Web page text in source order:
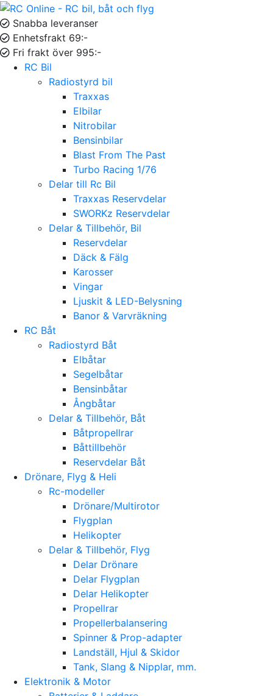
Snabba leveranser
Enhetsfrakt 69:-
Fri frakt över 995:-
RC Bil
Radiostyrd bil
Traxxas
Elbilar
Nitrobilar
Bensinbilar
Blast From The Past
Turbo Racing 1/76
Delar till Rc Bil
Traxxas Reservdelar
SWORKz Reservdelar
Delar & Tillbehör, Bil
Reservdelar
Däck & Fälg
Karosser
Vingar
Ljuskit & LED-Belysning
Banor & Varvräkning
RC Båt
Radiostyrd Båt
Elbåtar
Segelbåtar
Bensinbåtar
Ångbåtar
Delar & Tillbehör, Båt
Båtpropellrar
Båttillbehör
Reservdelar Båt
Drönare, Flyg & Heli
Rc-modeller
Drönare/Multirotor
Flygplan
Helikopter
Delar & Tillbehör, Flyg
Delar Drönare
Delar Flygplan
Delar Helikopter
Propellrar
Propellerbalansering
Spinner & Prop-adapter
Landställ, Hjul & Skidor
Tank, Slang & Nipplar, mm.
Elektronik & Motor